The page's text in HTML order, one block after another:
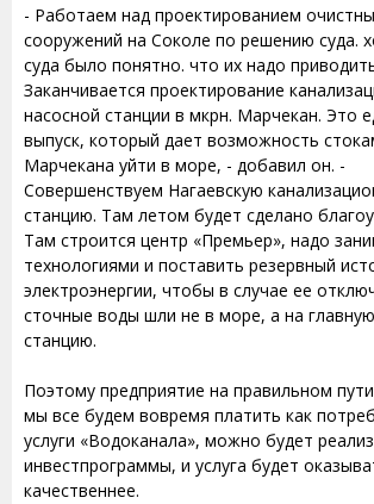
- Работаем над проектированием
сооружений на Соколе по решению суда.
суда было понятно. что их надо
Заканчивается проектирование
насосной станции в мкрн. Марчекан. Это
выпуск, который дает возможность
Марчекана уйти в море, - добавил он. -
Совершенствуем Нагаевскую
станцию. Там летом будет сделано
Там строится центр «Премьер», надо
технологиями и поставить резервный
электроэнергии, чтобы в случае ее
сточные воды шли не в море, а на
станцию.
Поэтому предприятие на правильном
мы все будем вовремя платить как
услуги «Водоканала», можно будет
инвестпрограммы, и услуга будет
качественнее.